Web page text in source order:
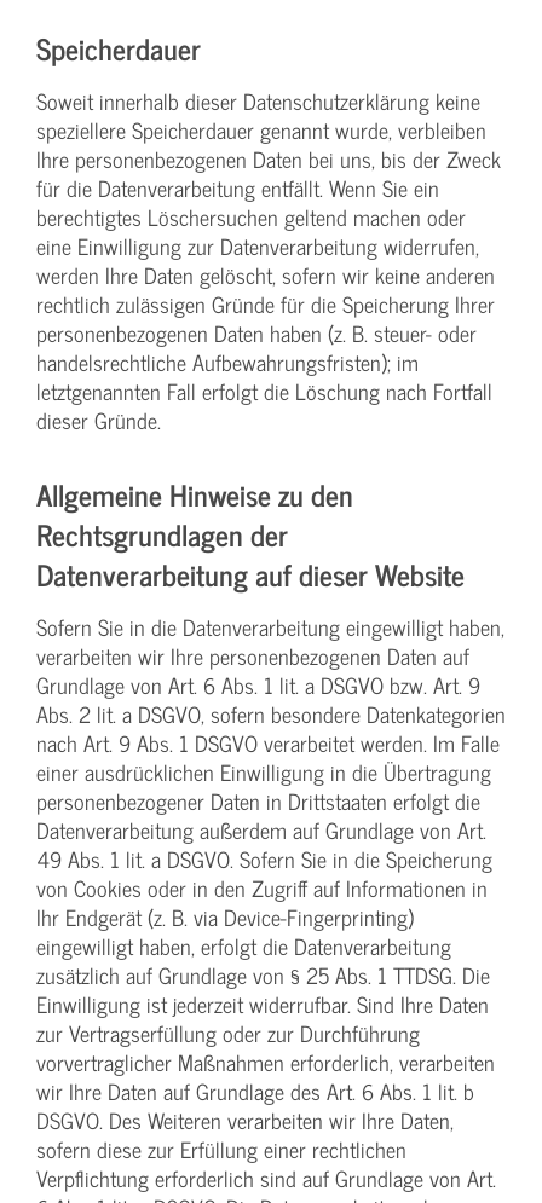
Speicherdauer
Soweit innerhalb dieser Datenschutzerklärung keine
speziellere Speicherdauer genannt wurde, verbleiben
Ihre personenbezogenen Daten bei uns, bis der Zweck
für die Datenverarbeitung entfällt. Wenn Sie ein
berechtigtes Löschersuchen geltend machen oder
eine Einwilligung zur Datenverarbeitung widerrufen,
werden Ihre Daten gelöscht, sofern wir keine anderen
rechtlich zulässigen Gründe für die Speicherung Ihrer
personenbezogenen Daten haben (z. B. steuer- oder
handelsrechtliche Aufbewahrungsfristen); im
letztgenannten Fall erfolgt die Löschung nach Fortfall
dieser Gründe.
Allgemeine Hinweise zu den
Rechtsgrundlagen der
Datenverarbeitung auf dieser Website
Sofern Sie in die Datenverarbeitung eingewilligt haben,
verarbeiten wir Ihre personenbezogenen Daten auf
Grundlage von Art. 6 Abs. 1 lit. a DSGVO bzw. Art. 9
Abs. 2 lit. a DSGVO, sofern besondere Datenkategorien
nach Art. 9 Abs. 1 DSGVO verarbeitet werden. Im Falle
einer ausdrücklichen Einwilligung in die Übertragung
personenbezogener Daten in Drittstaaten erfolgt die
Datenverarbeitung außerdem auf Grundlage von Art.
49 Abs. 1 lit. a DSGVO. Sofern Sie in die Speicherung
von Cookies oder in den Zugriff auf Informationen in
Ihr Endgerät (z. B. via Device-Fingerprinting)
eingewilligt haben, erfolgt die Datenverarbeitung
zusätzlich auf Grundlage von § 25 Abs. 1 TTDSG. Die
Einwilligung ist jederzeit widerrufbar. Sind Ihre Daten
zur Vertragserfüllung oder zur Durchführung
vorvertraglicher Maßnahmen erforderlich, verarbeiten
wir Ihre Daten auf Grundlage des Art. 6 Abs. 1 lit. b
DSGVO. Des Weiteren verarbeiten wir Ihre Daten,
sofern diese zur Erfüllung einer rechtlichen
Verpflichtung erforderlich sind auf Grundlage von Art.